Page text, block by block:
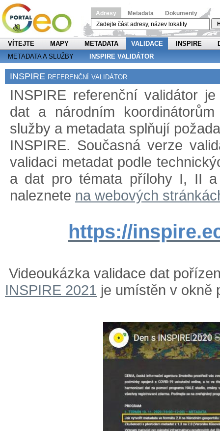
Adresy Metadata Dokumenty
VÍTEJTE MAPY METADATA VALIDACE INSPIRE
METADATA A SLUŽBY
INSPIRE VALIDÁTOR
INSPIRE referenční validátor
INSPIRE referenční validátor
dat a národním
služby a metadata splňují
INSPIRE. Současná verze
validaci metadat podle
a dat pro témata přílohy I, II a
naleznete na webových
https://
Videoukázka validace dat
INSPIRE 2021 je umístěn v okně